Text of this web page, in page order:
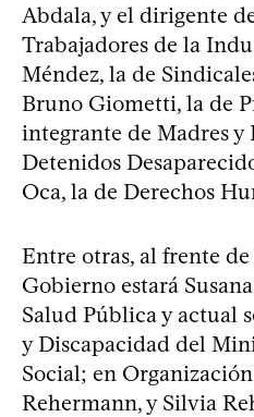
Abdala, y el dirigente
Trabajadores de la
Méndez, la de
Bruno Giometti, la de
integrante de Madres y
Detenidos
Oca, la de Derechos
Entre otras, al frente
Gobierno estará
Salud Pública y actual
y Discapacidad del
Social; en
Rehermann, y Silvia